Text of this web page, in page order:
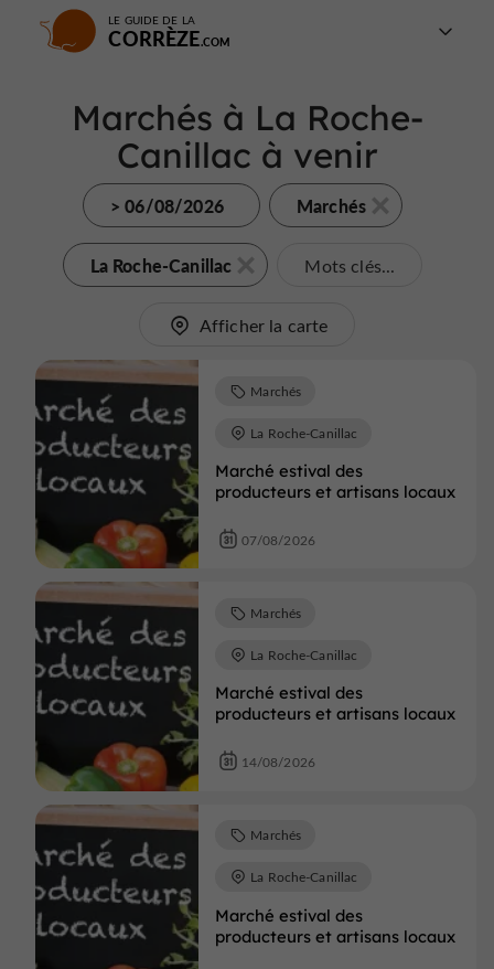
LE GUIDE DE LA
CORRÈZE
Marchés à La Roche-
Canillac à venir
> 06/08/2026 Marchés
La Roche-Canillac Mots clés...
Afficher la carte
Marché estival des
producteurs et artisans locaux
Marchés
La Roche-Canillac
07/08/2026
Marché estival des
producteurs et artisans locaux
Marchés
La Roche-Canillac
14/08/2026
Marché estival des
producteurs et artisans locaux
Marchés
La Roche-Canillac